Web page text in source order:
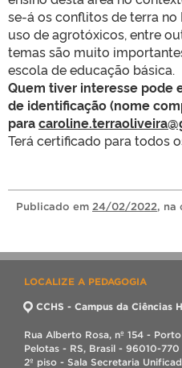
se-á os conflitos de terra no
uso de agrotóxicos, entre
temas são muito
escola de educação básica.
Quem tiver interesse pode
de identificação (nome
para
Terá certificado para todos
Publicado em 24/02/2022, na
LOCALIZE A PEDAGOGIA
CCHS - Campus da Ciências
Rua Alberto Rosa, nº 154 - Porto
Pelotas - RS, Brasil - 96010-770
2º piso - Sala Secretaria